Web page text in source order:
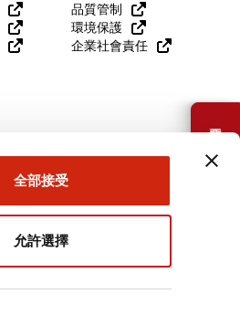
全部接受
允許選擇
需要幫助嗎？
品質管制
環境保護
企業社會責任
台灣